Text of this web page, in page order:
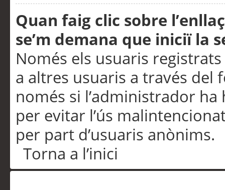
Quan faig clic sobre
se’m demana que iniciï la
Només els usuaris
a altres usuaris a través
només si l’administrador
per evitar l’ús
per part d’usuaris anònims.
Torna a l’inici